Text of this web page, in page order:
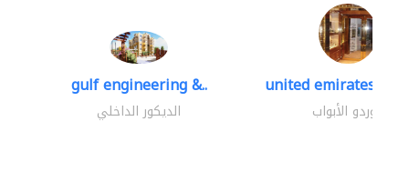
gulf engineering &..
الديكور الداخلي
united emirates
موردو الأبواب